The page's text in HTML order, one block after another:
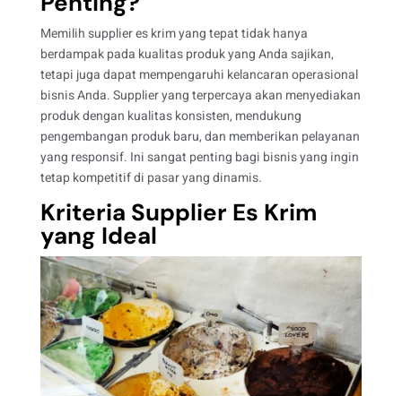
Memilih supplier es krim yang tepat tidak hanya
berdampak pada kualitas produk yang Anda sajikan,
tetapi juga dapat mempengaruhi kelancaran operasional
bisnis Anda. Supplier yang terpercaya akan menyediakan
produk dengan kualitas konsisten, mendukung
pengembangan produk baru, dan memberikan pelayanan
yang responsif. Ini sangat penting bagi bisnis yang ingin
tetap kompetitif di pasar yang dinamis.
Kriteria Supplier Es Krim
yang Ideal